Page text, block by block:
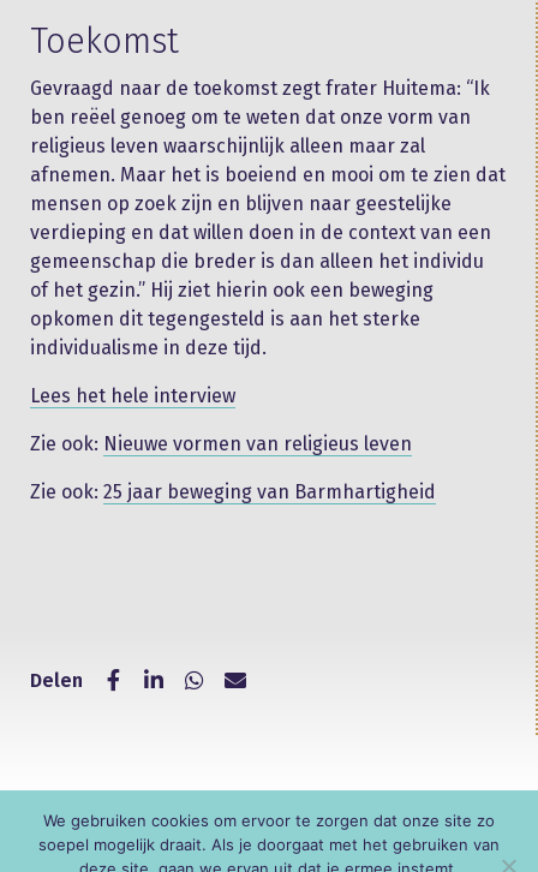
Toekomst
Gevraagd naar de toekomst zegt frater Huitema: “Ik
ben reëel genoeg om te weten dat onze vorm van
religieus leven waarschijnlijk alleen maar zal
afnemen. Maar het is boeiend en mooi om te zien dat
mensen op zoek zijn en blijven naar geestelijke
verdieping en dat willen doen in de context van een
gemeenschap die breder is dan alleen het individu
of het gezin.” Hij ziet hierin ook een beweging
opkomen dit tegengesteld is aan het sterke
individualisme in deze tijd.
Lees het hele interview
Zie ook: Nieuwe vormen van religieus leven
Zie ook: 25 jaar beweging van Barmhartigheid
Delen
© KNR
We gebruiken cookies om ervoor te zorgen dat onze site zo
soepel mogelijk draait. Als je doorgaat met het gebruiken van